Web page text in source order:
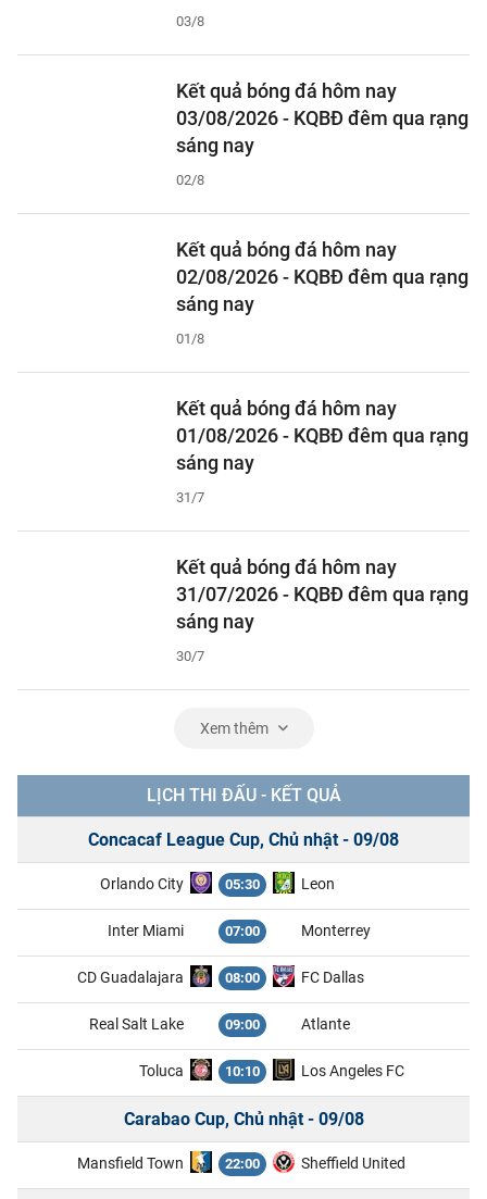
03/8
Kết quả bóng đá hôm nay
03/08/2026 - KQBĐ đêm qua rạng
sáng nay
02/8
Kết quả bóng đá hôm nay
02/08/2026 - KQBĐ đêm qua rạng
sáng nay
01/8
Kết quả bóng đá hôm nay
01/08/2026 - KQBĐ đêm qua rạng
sáng nay
31/7
Kết quả bóng đá hôm nay
31/07/2026 - KQBĐ đêm qua rạng
sáng nay
30/7
Xem thêm
LỊCH THI ĐẤU - KẾT QUẢ
Concacaf League Cup, Chủ nhật - 09/08
Orlando City 05:30 Leon
Inter Miami 07:00 Monterrey
CD Guadalajara 08:00 FC Dallas
Real Salt Lake 09:00 Atlante
Toluca 10:10 Los Angeles FC
Carabao Cup, Chủ nhật - 09/08
Mansfield Town 22:00 Sheffield United